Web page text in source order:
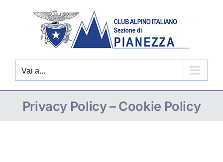
contenuto
Vai a...
Privacy Policy – Cookie Policy